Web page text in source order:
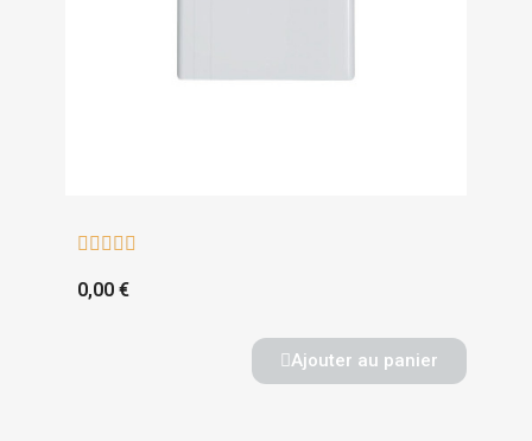
    
0,00 €
Ajouter au panier